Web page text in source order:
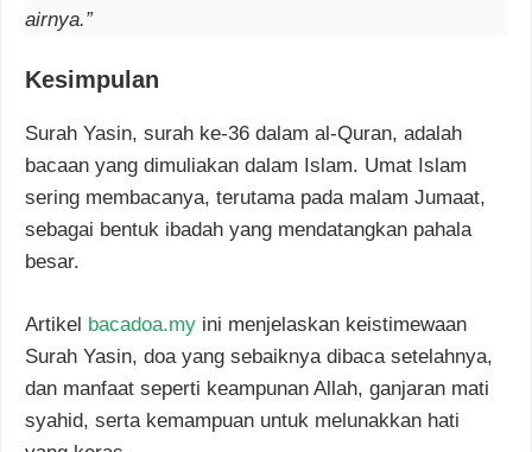
airnya.”
Kesimpulan
Surah Yasin, surah ke-36 dalam al-Quran, adalah
bacaan yang dimuliakan dalam Islam. Umat Islam
sering membacanya, terutama pada malam Jumaat,
sebagai bentuk ibadah yang mendatangkan pahala
besar.
Artikel bacadoa.my ini menjelaskan keistimewaan
Surah Yasin, doa yang sebaiknya dibaca setelahnya,
dan manfaat seperti keampunan Allah, ganjaran mati
syahid, serta kemampuan untuk melunakkan hati